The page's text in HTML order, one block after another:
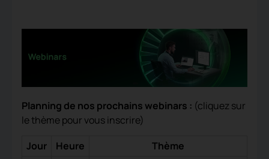
Planning de nos prochains webinars : (cliquez sur
le thème pour vous inscrire)
Jour
Heure Thème